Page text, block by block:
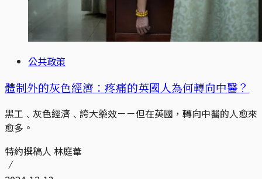
公共政策
體制外的灰色經濟：疼痛的英國人為何轉向中醫？
黑工﹑灰色經濟﹑誇大藥效－－但在英國，轉向中醫的人愈來
愈多。
特約撰稿人 林庭葦